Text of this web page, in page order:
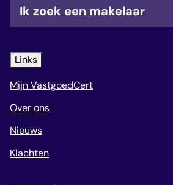
Ik zoek een makelaar
Links
Mijn VastgoedCert
Over ons
Nieuws
Klachten